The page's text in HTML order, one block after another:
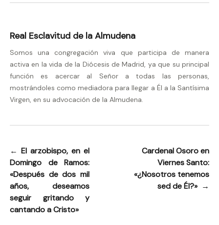
Real Esclavitud de la Almudena
Somos una congregación viva que participa de manera
activa en la vida de la Diócesis de Madrid, ya que su principal
función es acercar al Señor a todas las personas,
mostrándoles como mediadora para llegar a Él a la Santísima
Virgen, en su advocación de la Almudena.
Navegación
de
entradas
← El arzobispo, en el
Domingo de Ramos:
«Después de dos mil
años, deseamos
seguir gritando y
cantando a Cristo»
Cardenal Osoro en
Viernes Santo:
«¿Nosotros tenemos
sed de Él?» →